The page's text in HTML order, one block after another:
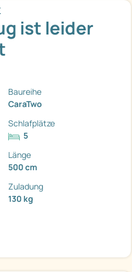
ist leider
Baureihe
CaraTwo
Schlafplätze
5
Länge
500 cm
Zuladung
130 kg